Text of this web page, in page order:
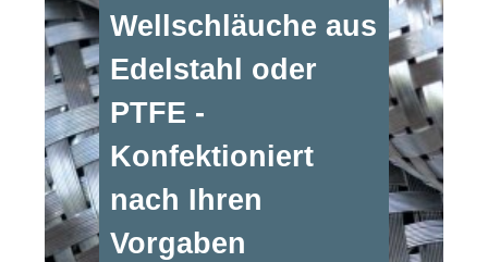
Wellschläuche aus
Edelstahl oder
PTFE -
Konfektioniert
nach Ihren
Vorgaben